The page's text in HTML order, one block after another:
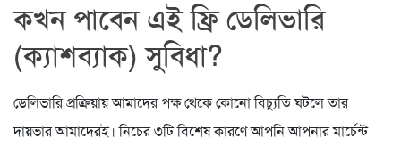
কখন পাবেন এই ফ্রি ডেলিভারি
(ক্যাশব্যাক) সুবিধা?
ডেলিভারি প্রক্রিয়ায় আমাদের পক্ষ থেকে কোনো বিচ্যুতি ঘটলে তার
দায়ভার আমাদেরই। নিচের ৩টি বিশেষ কারণে আপনি আপনার মার্চেন্ট